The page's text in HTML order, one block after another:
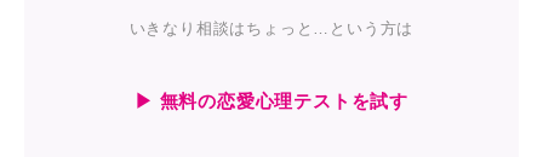
いきなり相談はちょっと…という方は
▶ 無料の恋愛心理テストを試す